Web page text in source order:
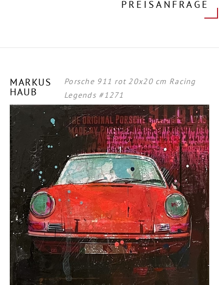
PREISANFRAGE
MARKUS
HAUB
Porsche 911 rot 20x20 cm Racing
Legends #1271